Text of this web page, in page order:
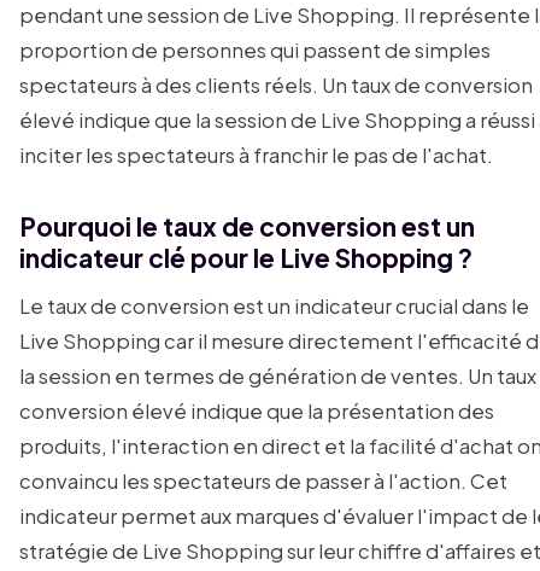
pendant une session de Live Shopping. Il représente
proportion de personnes qui passent de simples
spectateurs à des clients réels. Un taux de conversion
élevé indique que la session de Live Shopping a réussi
inciter les spectateurs à franchir le pas de l'achat.
Pourquoi le taux de conversion est un
indicateur clé pour le Live Shopping ?
Le taux de conversion est un indicateur crucial dans le
Live Shopping car il mesure directement l'efficacité
la session en termes de génération de ventes. Un
conversion élevé indique que la présentation des
produits, l'interaction en direct et la facilité d'achat
convaincu les spectateurs de passer à l'action. Cet
indicateur permet aux marques d'évaluer l'impact de
stratégie de Live Shopping sur leur chiffre d'affaires et